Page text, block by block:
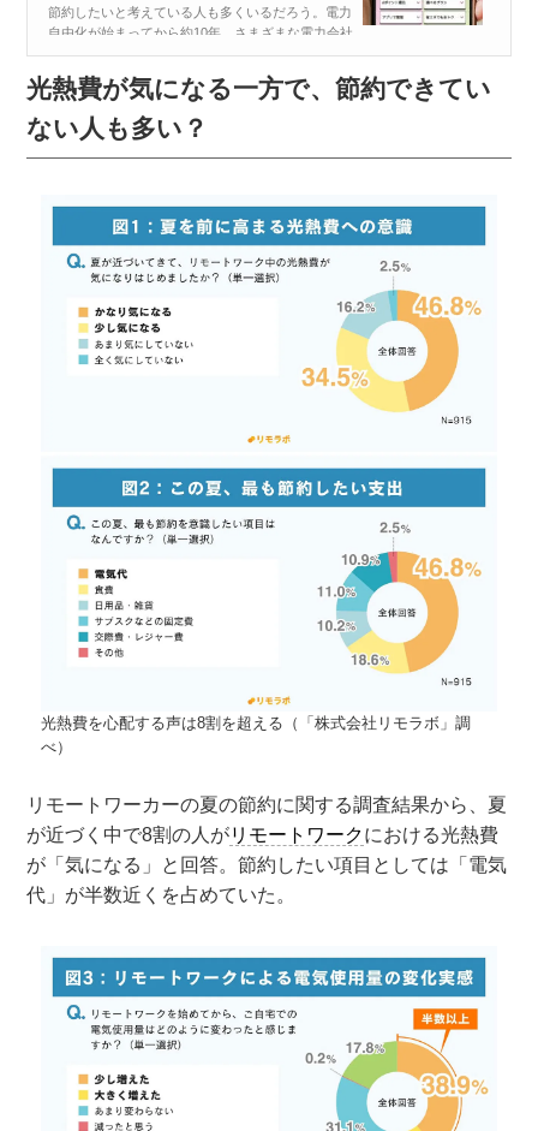
節約したいと考えている人も多くいるだろう。電力
自由化が始まってから約10年。さまざまな電力会社
があるが、どれくらいの人が電力会社を乗り換えた
ことがあるだろうか。暮らしを豊かにするお役立ち
情報メディア「LIVIKA」が調査し...
光熱費が気になる一方で、節約できてい
ない人も多い？
光熱費を心配する声は8割を超える（「株式会社リモラボ」調
べ）
リモートワーカーの夏の節約に関する調査結果から、夏
が近づく中で8割の人がリモートワークにおける光熱費
が「気になる」と回答。節約したい項目としては「電気
代」が半数近くを占めていた。